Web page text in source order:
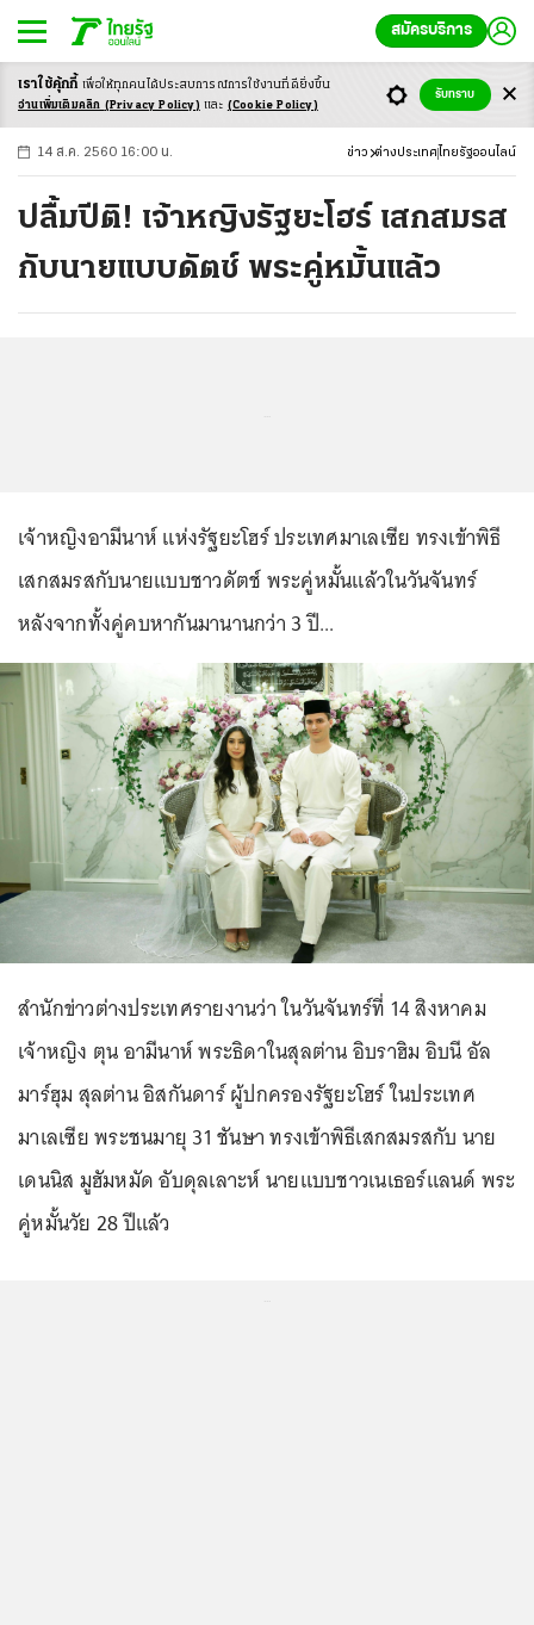
สมัครบริการ
-ก ก ก+
14 ส.ค. 2560 16:00 น. ข่าว ต่างประเทศ ไทยรัฐออนไลน์
ปลื้มปีติ! เจ้าหญิงรัฐยะโฮร์ เสกสมรส
กับนายแบบดัตช์ พระคู่หมั้นแล้ว
เจ้าหญิงอามีนาห์ แห่งรัฐยะโฮร์ ประเทศมาเลเซีย ทรงเข้าพิธี
เสกสมรสกับนายแบบชาวดัตช์ พระคู่หมั้นแล้วในวันจันทร์
หลังจากทั้งคู่คบหากันมานานกว่า 3 ปี...
สำนักข่าวต่างประเทศรายงานว่า ในวันจันทร์ที่ 14 สิงหาคม
เจ้าหญิง ตุน อามีนาห์ พระธิดาในสุลต่าน อิบราฮิม อิบนี อัล
มาร์ฮุม สุลต่าน อิสกันดาร์ ผู้ปกครองรัฐยะโฮร์ ในประเทศ
มาเลเซีย พระชนมายุ 31 ชันษา ทรงเข้าพิธีเสกสมรสกับ นาย
เดนนิส มูฮัมหมัด อับดุลเลาะห์ นายแบบชาวเนเธอร์แลนด์ พระ
คู่หมั้นวัย 28 ปีแล้ว
เราใช้คุ้กกี้ เพื่อให้ทุกคนได้ประสบการณ์การใช้งานที่ดียิ่งขึ้น
อ่านเพิ่มเติมคลิก (Privacy Policy) และ (Cookie Policy)
รับทราบ